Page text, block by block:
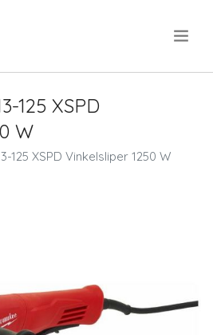
125 XSPD
W
125 XSPD Vinkelsliper 1250 W